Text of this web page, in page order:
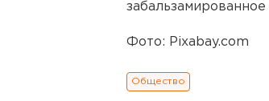
Фото: Pixabay.com
Общество